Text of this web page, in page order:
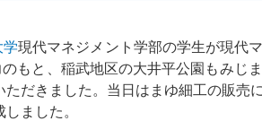
学現代マネジメント学部の学生が現代
もと、稲武地区の大井平公園もみじ
だきました。当日はまゆ細工の販
ました。